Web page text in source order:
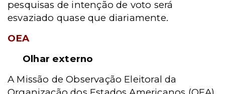
pesquisas de intenção de voto será
esvaziado quase que diariamente.
OEA
Olhar externo
A Missão de Observação Eleitoral da